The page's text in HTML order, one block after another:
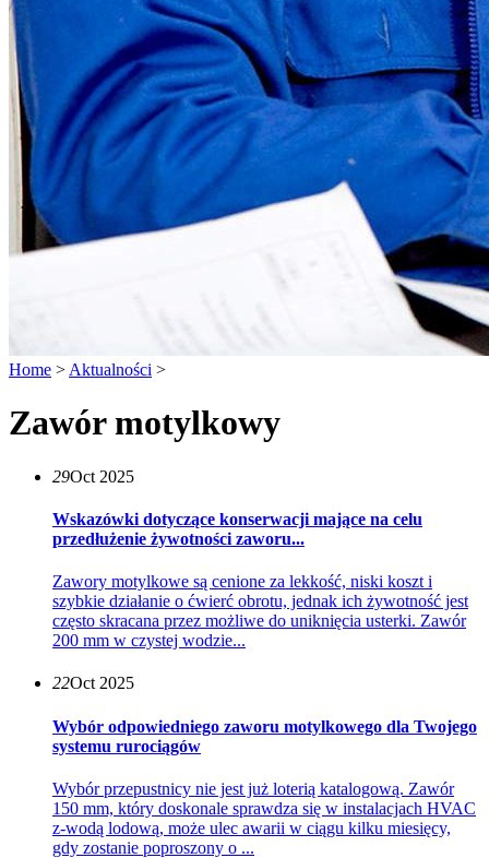
Home > Aktualności >
Zawór motylkowy
29Oct 2025
Wskazówki dotyczące konserwacji mające na celu
przedłużenie żywotności zaworu...
Zawory motylkowe są cenione za lekkość, niski koszt i
szybkie działanie o ćwierć obrotu, jednak ich żywotność jest
często skracana przez możliwe do uniknięcia usterki. Zawór
200 mm w czystej wodzie...
22Oct 2025
Wybór odpowiedniego zaworu motylkowego dla Twojego
systemu rurociągów
Wybór przepustnicy nie jest już loterią katalogową. Zawór
150 mm, który doskonale sprawdza się w instalacjach HVAC
z-wodą lodową, może ulec awarii w ciągu kilku miesięcy,
gdy zostanie poproszony o ...